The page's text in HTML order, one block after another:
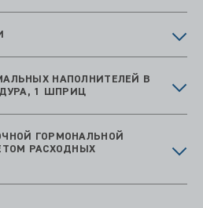
НАПОЛНИТЕЛЕЙ В
1 ШПРИЦ
ГОРМОНАЛЬНОЙ
РАСХОДНЫХ